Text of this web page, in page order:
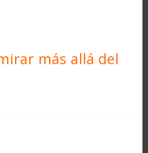
más allá del